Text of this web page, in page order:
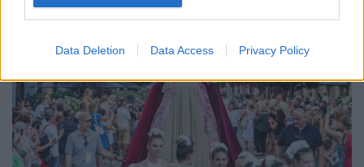
Data Deletion Data Access Privacy Policy